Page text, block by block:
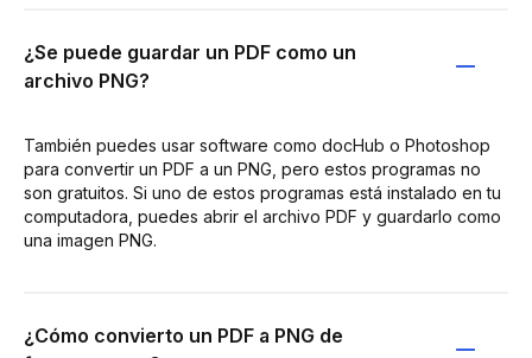
¿Se puede guardar un PDF como un
archivo PNG?
También puedes usar software como docHub o Photoshop
para convertir un PDF a un PNG, pero estos programas no
son gratuitos. Si uno de estos programas está instalado en tu
computadora, puedes abrir el archivo PDF y guardarlo como
una imagen PNG.
¿Cómo convierto un PDF a PNG de